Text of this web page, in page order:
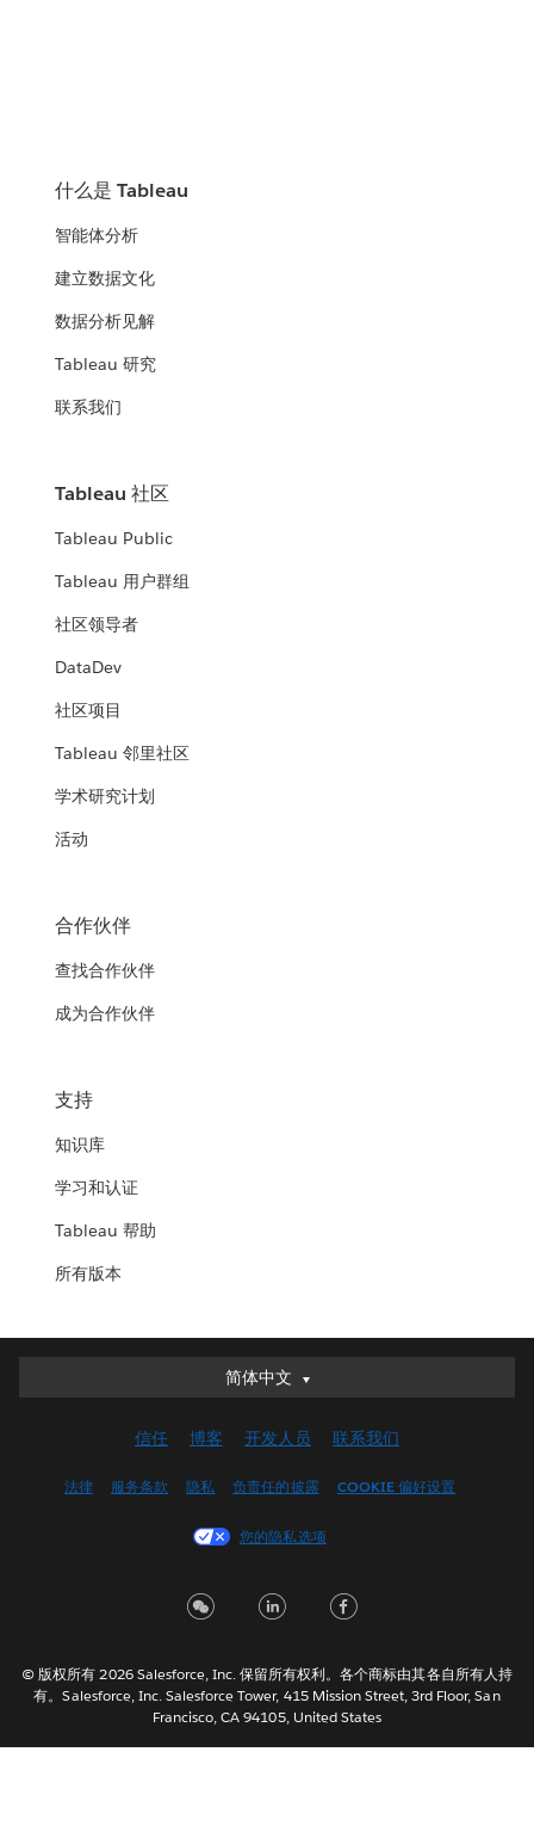
什么是 Tableau
智能体分析
建立数据文化
数据分析见解
Tableau 研究
联系我们
Tableau 社区
Tableau Public
Tableau 用户群组
社区领导者
DataDev
社区项目
Tableau 邻里社区
学术研究计划
活动
合作伙伴
查找合作伙伴
成为合作伙伴
支持
知识库
学习和认证
Tableau 帮助
所有版本
简体中文
简体中文
English (UK)
Français (Canada)
Italiano
한국어
Nederlands
信任 博客 开发人员 联系我们
法律 服务条款 隐私 负责任的披露 COOKIE 偏好设置
您的隐私选项
© 版权所有 2026 Salesforce, Inc. 保留所有权利。各个商标由其各自所有人持
有。Salesforce, Inc. Salesforce Tower, 415 Mission Street, 3rd Floor, San
Francisco, CA 94105, United States